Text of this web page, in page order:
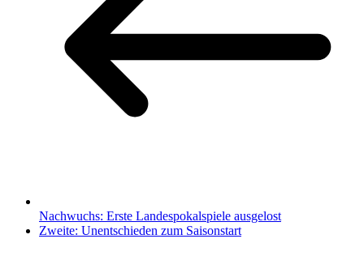
Nachwuchs: Erste Landespokalspiele ausgelost
Zweite: Unentschieden zum Saisonstart